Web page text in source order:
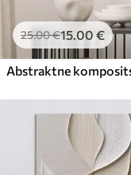
25.00€15.00 €